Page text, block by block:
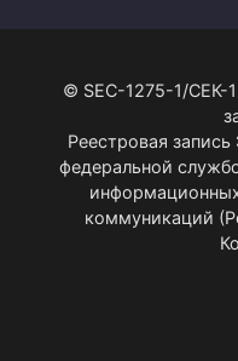
© SEC-1275-1/СЕК-
Реестровая
федеральной
коммуникаций